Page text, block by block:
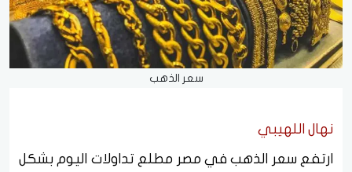
سعر الذهب
نهال اللهيبي
ارتفع سعر الذهب في مصر مطلع تداولات اليوم بشكل